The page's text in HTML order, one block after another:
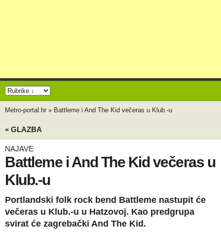
Metro-portal.hr » Battleme i And The Kid večeras u Klub.-u
« GLAZBA
NAJAVE
Battleme i And The Kid večeras u
Klub.-u
Portlandski folk rock bend Battleme nastupit će
večeras u Klub.-u u Hatzovoj. Kao predgrupa
svirat će zagrebački And The Kid.